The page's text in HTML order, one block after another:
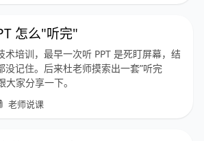
怎么"听完"
术培训，最早一次听 PPT 是死盯屏幕，结
没记住。后来杜老师摸索出一套”听完
大家分享一下。
老师说课